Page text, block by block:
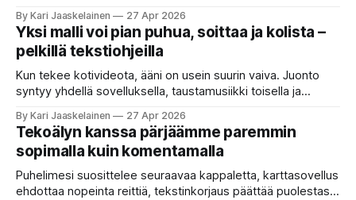
että kysyt työpaikan chat-robotilta: “Mitä viime kuun
kokouspäiväkirjassa päätettiin etätyöpäivistä?” Robotti
selaa arkistoja ja poimii sinulle pätkän, jossa toistellaan, mitä
etätyö tarkoittaa. Teksti on aiheeltaan lähellä kysymystä,
By Kari Jaaskelainen 27 Apr 2026
Yksi malli voi pian puhua, soittaa ja kolista –
pelkillä tekstiohjeilla
Kun tekee kotivideota, ääni on usein suurin vaiva. Juonto
syntyy yhdellä sovelluksella, taustamusiikki toisella ja
erilaisia komentoja, eikä mikään niistä oikein “puhu”
toistensa kanssa. Lopputulos on pienen palapelityön tulos.
Vuosia on ajateltu, että näin tämän kuuluukin mennä. Puhe
on sanoja ja lauseita – hyvin jäsenneltyä.
By Kari Jaaskelainen 27 Apr 2026
Tekoälyn kanssa pärjäämme paremmin
sopimalla kuin komentamalla
Puhelimesi suosittelee seuraavaa kappaletta, karttasovellus
ehdottaa nopeinta reittiä, tekstinkorjaus päättää puolestasi,